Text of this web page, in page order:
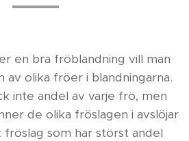
en bra fröblandning vill man
av olika fröer i blandningarna.
inte andel av varje frö, men
de olika fröslagen i avslöjar
fröslag som har störst andel